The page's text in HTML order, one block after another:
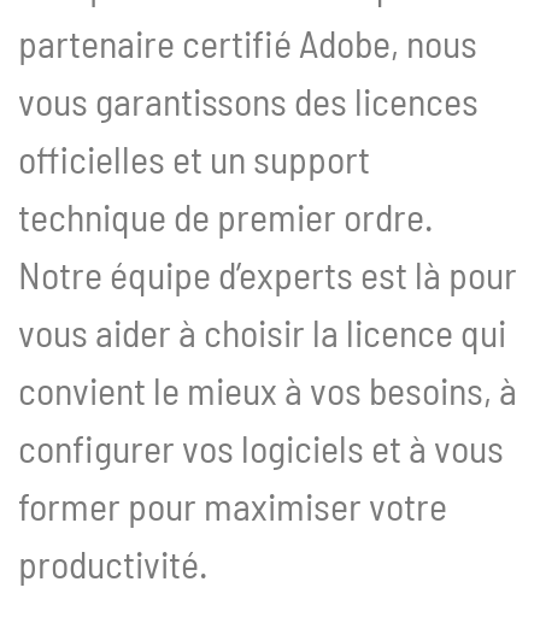
partenaire certifié Adobe, nous
vous garantissons des licences
officielles et un support
technique de premier ordre.
Notre équipe d’experts est là pour
vous aider à choisir la licence qui
convient le mieux à vos besoins, à
configurer vos logiciels et à vous
former pour maximiser votre
productivité.